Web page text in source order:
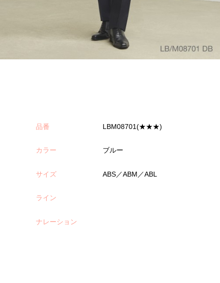
品番 LBM08701(★★★)
カラー ブルー
サイズ ABS／ABM／ABL
ライン
ナレーション